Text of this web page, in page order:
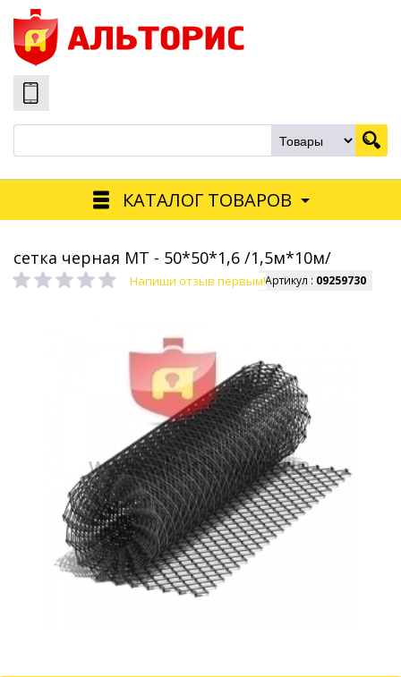
КАТАЛОГ ТОВАРОВ
сетка черная МТ - 50*50*1,6 /1,5м*10м/
Напиши отзыв первым!Артикул : 09259730